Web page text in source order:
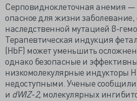
Серповидноклеточная анемия —
опасное для жизни заболевание,
наследственной мутацией β-
Терапевтическая индукция
(HbF) может уменьшить
однако безопасные и
низкомолекулярные индукторы
недоступными. Ученые
и dWIZ-2, молекулярных